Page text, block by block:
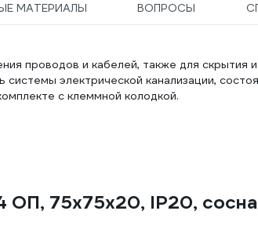
МАТЕРИАЛЫ ВОПРОСЫ
проводов и кабелей, также для скрытия и
электрической канализации,
с клеммной колодкой.
ОП, 75х75х20, IP20, сосна